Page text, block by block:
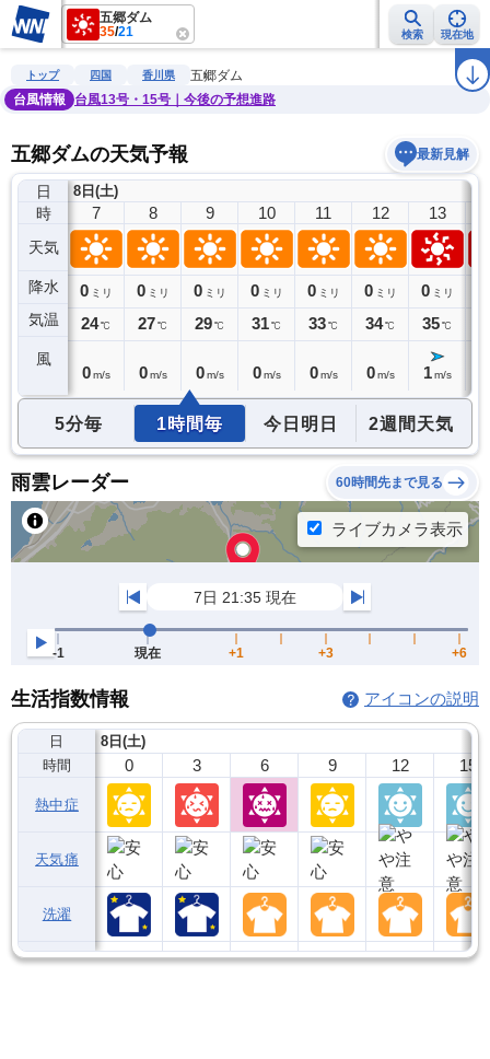
五郷ダム
35/21 検索 現在地
雨雲レーダー 台風情報 地震情報 ラ
トップ 四国 香川県
五郷ダム
台風情報
台風13号・15号｜今後の予想進路
五郷ダムの天気予報 最新見解
日
時
天気
降水
気温
風
8日(土)
6
0ミリ
23℃
7
0 ミリ
24℃
0 m/s
8
0 ミリ
27℃
0 m/s
9
0 ミリ
29℃
0 m/s
10
0 ミリ
31℃
0 m/s
11
0 ミリ
33℃
0 m/s
12
0 ミリ
34℃
0 m/s
13
0 ミリ
35℃
1 m/s
5分毎 1時間毎 今日明日 2週間天気
雨雲レーダー 60時間先まで見る
生活指数情報 アイコンの説明
日
時間
熱中症
天気痛
洗濯
8日(土)
0 3 6 9 12 15